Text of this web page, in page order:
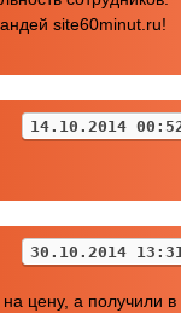
site60minut.ru!
14.10.2014
30.10.2014
цену, а получили в